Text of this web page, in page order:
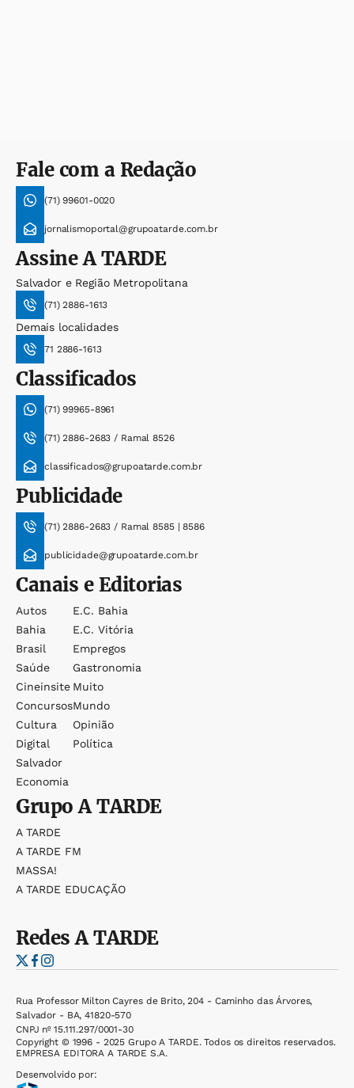
Fale com a Redação
(71) 99601-0020
jornalismoportal@grupoatarde.com.br
AssineA TARDE
Salvador e Região Metropolitana
(71) 2886-1613
Demais localidades
71 2886-1613
Classificados
(71) 99965-8961
(71) 2886-2683 / Ramal 8526
classificados@grupoatarde.com.br
Publicidade
(71) 2886-2683 / Ramal 8585 | 8586
publicidade@grupoatarde.com.br
Canais e Editorias
Autos
Bahia
Brasil
Saúde
Cineinsite
Concursos
Cultura
Digital
Salvador
Economia
E.c. Bahia
E.c. Vitória
Empregos
Gastronomia
Muito
Mundo
Opinião
Política
GrupoA TARDE
A TARDE
A TARDE FM
MASSA!
A TARDE EDUCAÇÃO
RedesA TARDE
Rua Professor Milton Cayres de Brito, 204 - Caminho das Árvores,
Salvador - BA, 41820-570
CNPJ nº 15.111.297/0001-30
Copyright © 1996 - 2025 Grupo A TARDE. Todos os direitos reservados.
EMPRESA EDITORA A TARDE S.A.
Desenvolvido por: